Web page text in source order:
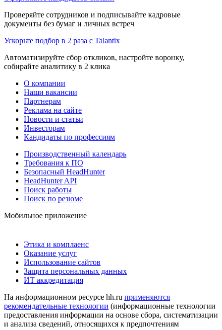
Проверяйте сотрудников и подписывайте кадровые
документы без бумаг и личных встреч
Ускорьте подбор в 2 раза с Talantix
Автоматизируйте сбор откликов, настройте воронку,
собирайте аналитику в 2 клика
О компании
Наши вакансии
Партнерам
Реклама на сайте
Новости и статьи
Инвесторам
Кандидаты по профессиям
Производственный календарь
Требования к ПО
Безопасный HeadHunter
HeadHunter API
Поиск работы
Поиск по резюме
Мобильное приложение
Этика и комплаенс
Оказание услуг
Использование сайтов
Защита персональных данных
ИТ аккредитация
На информационном ресурсе hh.ru применяются
рекомендательные технологии (информационные технологии
предоставления информации на основе сбора, систематизации
и анализа сведений, относящихся к предпочтениям